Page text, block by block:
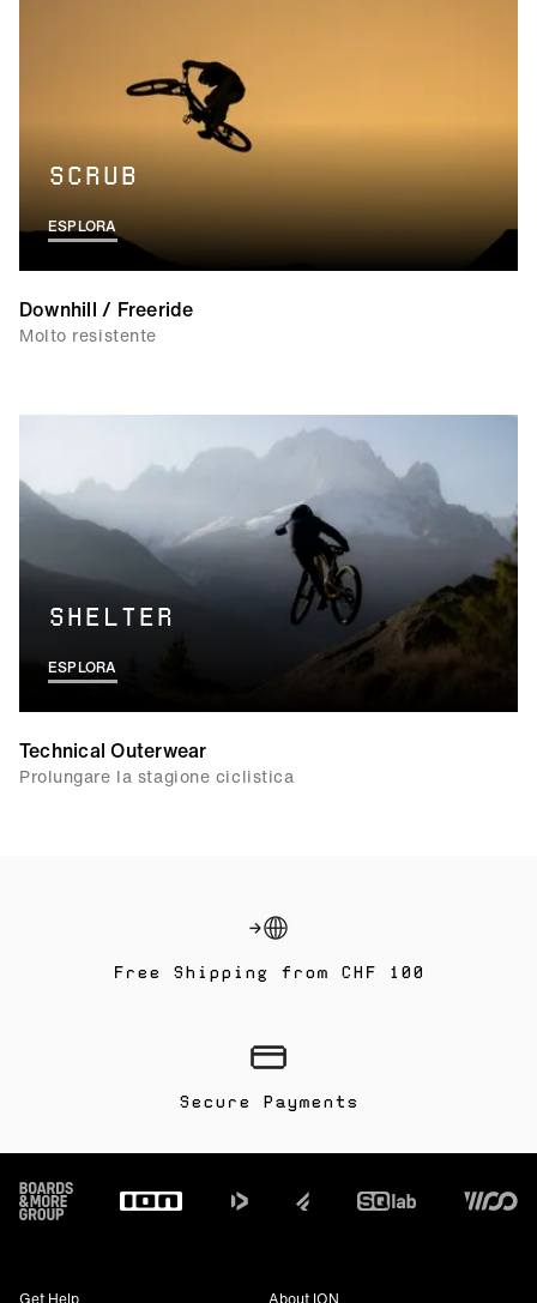
SCRUB
ESPLORA
Downhill / Freeride
Molto resistente
SHELTER
ESPLORA
Technical Outerwear
Prolungare la stagione ciclistica
Free Shipping from CHF 100
Secure Payments
Footer
Get Help About ION